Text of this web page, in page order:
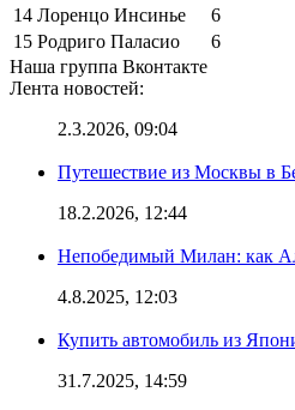
14 Лоренцо Инсинье
6
15 Родриго Паласио
6
Наша группа Вконтакте
Лента новостей:
2.3.2026, 09:04
Путешествие из Москвы в
18.2.2026, 12:44
Непобедимый Милан: как
4.8.2025, 12:03
Купить автомобиль из
31.7.2025, 14:59